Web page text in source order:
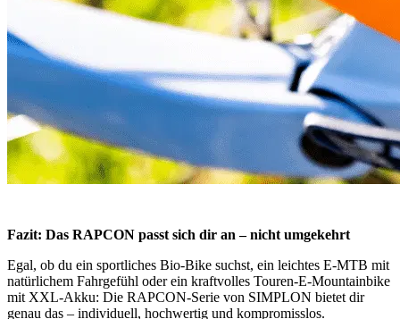
Fazit: Das RAPCON passt sich dir an – nicht umgekehrt
Egal, ob du ein sportliches Bio-Bike suchst, ein leichtes E-MTB mit
natürlichem Fahrgefühl oder ein kraftvolles Touren-E-Mountainbike
mit XXL-Akku: Die RAPCON-Serie von SIMPLON bietet dir
genau das – individuell, hochwertig und kompromisslos.